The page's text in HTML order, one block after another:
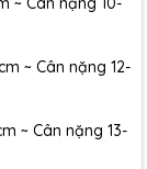
~ Cân nặng 12-
~ Cân nặng 13-